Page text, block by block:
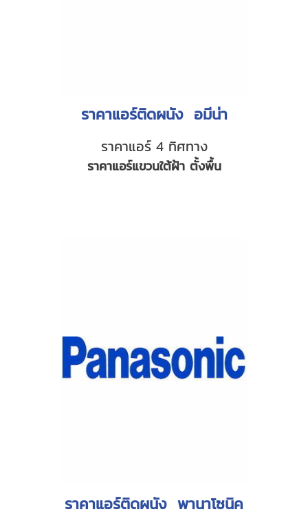
ราคาแอร์ติดผนัง อมีน่า
ราคาแอร์ 4 ทิศทาง
ราคาแอร์แขวนใต้ฝ้า ตั้งพื้น
ราคาแอร์ติดผนัง พานาโซนิค